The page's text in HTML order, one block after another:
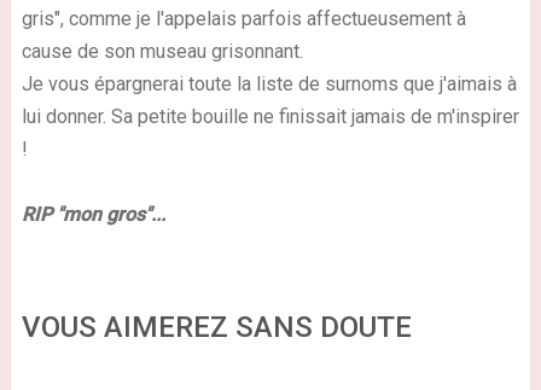
gris", comme je l'appelais parfois affectueusement à
cause de son museau grisonnant.
Je vous épargnerai toute la liste de surnoms que j'aimais à
lui donner. Sa petite bouille ne finissait jamais de m'inspirer
!
RIP "mon gros"...
VOUS AIMEREZ SANS DOUTE